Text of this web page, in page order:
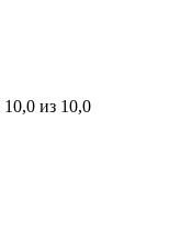
10,0 из 10,0